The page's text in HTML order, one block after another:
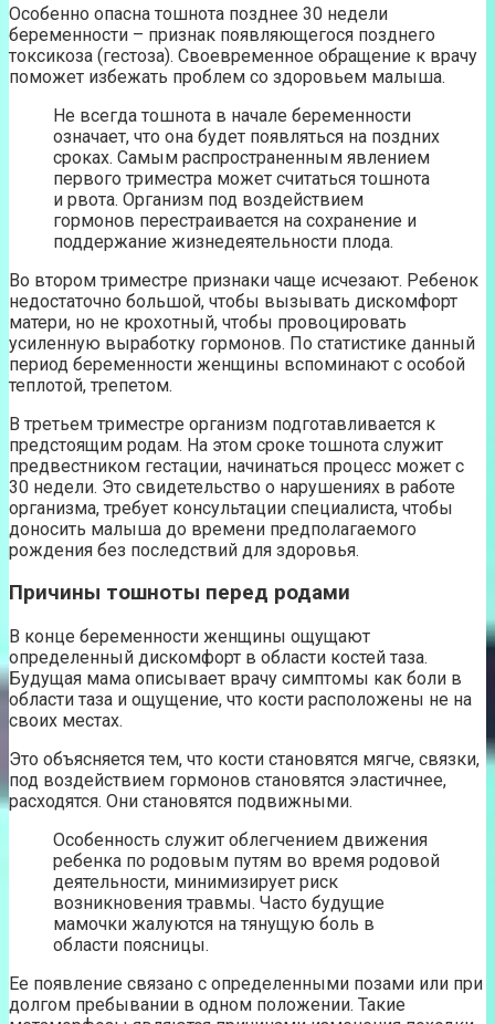
Особенно опасна тошнота позднее 30 недели
беременности – признак появляющегося позднего
токсикоза (гестоза). Своевременное обращение к врачу
поможет избежать проблем со здоровьем малыша.
Не всегда тошнота в начале беременности
означает, что она будет появляться на поздних
сроках. Самым распространенным явлением
первого триместра может считаться тошнота
и рвота. Организм под воздействием
гормонов перестраивается на сохранение и
поддержание жизнедеятельности плода.
Во втором триместре признаки чаще исчезают. Ребенок
недостаточно большой, чтобы вызывать дискомфорт
матери, но не крохотный, чтобы провоцировать
усиленную выработку гормонов. По статистике данный
период беременности женщины вспоминают с особой
теплотой, трепетом.
В третьем триместре организм подготавливается к
предстоящим родам. На этом сроке тошнота служит
предвестником гестации, начинаться процесс может с
30 недели. Это свидетельство о нарушениях в работе
организма, требует консультации специалиста, чтобы
доносить малыша до времени предполагаемого
рождения без последствий для здоровья.
Причины тошноты перед родами
В конце беременности женщины ощущают
определенный дискомфорт в области костей таза.
Будущая мама описывает врачу симптомы как боли в
области таза и ощущение, что кости расположены не на
своих местах.
Это объясняется тем, что кости становятся мягче, связки,
под воздействием гормонов становятся эластичнее,
расходятся. Они становятся подвижными.
Особенность служит облегчением движения
ребенка по родовым путям во время родовой
деятельности, минимизирует риск
возникновения травмы. Часто будущие
мамочки жалуются на тянущую боль в
области поясницы.
Ее появление связано с определенными позами или при
долгом пребывании в одном положении. Такие